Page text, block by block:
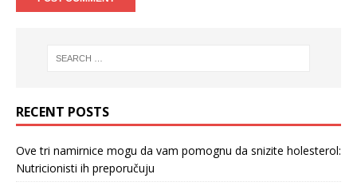
RECENT POSTS
Ove tri namirnice mogu da vam pomognu da snizite holesterol:
Nutricionisti ih preporučuju